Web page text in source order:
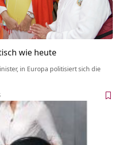
wie heute
in Europa politisiert sich die